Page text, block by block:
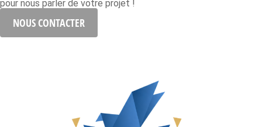
pour nous parler de votre projet !
NOUS CONTACTER